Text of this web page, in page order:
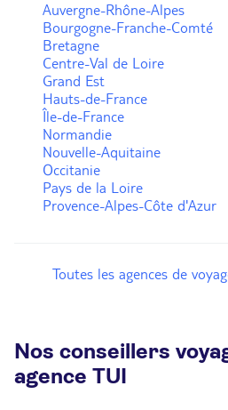
Auvergne-Rhône-Alpes
Bourgogne-Franche-Comté
Bretagne
Centre-Val de Loire
Grand Est
Hauts-de-France
Île-de-France
Normandie
Nouvelle-Aquitaine
Occitanie
Pays de la Loire
Provence-Alpes-Côte d'Azur
Toutes les agences de
Nos conseillers
agence TUI